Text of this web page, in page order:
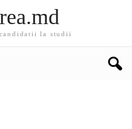
la studii